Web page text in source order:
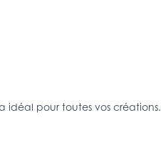
idéal pour toutes vos créations.